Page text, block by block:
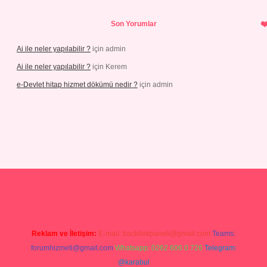
Son Yorumlar
Ai ile neler yapılabilir ? için admin
Ai ile neler yapılabilir ? için Kerem
e-Devlet hitap hizmet dökümü nedir ? için admin
Reklam ve İletişim: E-mail: backlinkpaneli@gmail.com Teams:
forumhizmeti@gmail.com Whatsapp: 0262 606 0 726 Telegram:
@karabul